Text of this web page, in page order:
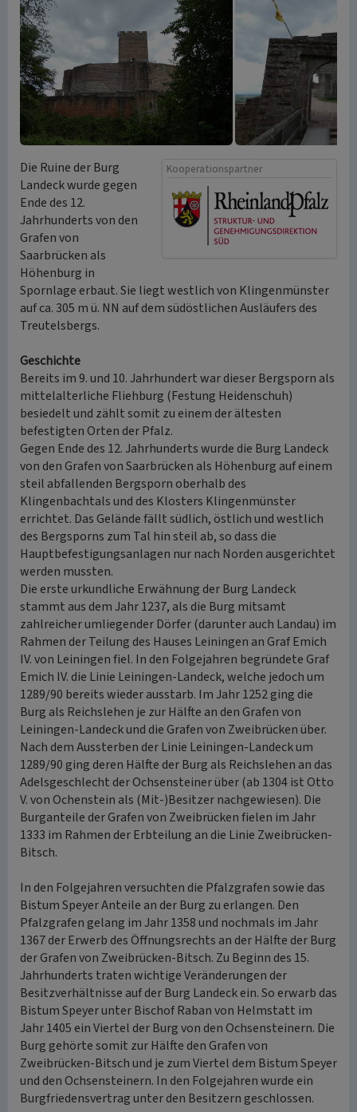
Kooperationspartner
Die Ruine der Burg
Landeck wurde gegen
Ende des 12.
Jahrhunderts von den
Grafen von
Saarbrücken als
Höhenburg in
Spornlage erbaut. Sie liegt westlich von Klingenmünster
auf ca. 305 m ü. NN auf dem südöstlichen Ausläufers des
Treutelsbergs.
Geschichte
Bereits im 9. und 10. Jahrhundert war dieser Bergsporn als
mittelalterliche Fliehburg (Festung Heidenschuh)
besiedelt und zählt somit zu einem der ältesten
befestigten Orten der Pfalz.
Gegen Ende des 12. Jahrhunderts wurde die Burg Landeck
von den Grafen von Saarbrücken als Höhenburg auf einem
steil abfallenden Bergsporn oberhalb des
Klingenbachtals und des Klosters Klingenmünster
errichtet. Das Gelände fällt südlich, östlich und westlich
des Bergsporns zum Tal hin steil ab, so dass die
Hauptbefestigungsanlagen nur nach Norden ausgerichtet
werden mussten.
Die erste urkundliche Erwähnung der Burg Landeck
stammt aus dem Jahr 1237, als die Burg mitsamt
zahlreicher umliegender Dörfer (darunter auch Landau) im
Rahmen der Teilung des Hauses Leiningen an Graf Emich
IV. von Leiningen fiel. In den Folgejahren begründete Graf
Emich IV. die Linie Leiningen-Landeck, welche jedoch um
1289/90 bereits wieder ausstarb. Im Jahr 1252 ging die
Burg als Reichslehen je zur Hälfte an den Grafen von
Leiningen-Landeck und die Grafen von Zweibrücken über.
Nach dem Aussterben der Linie Leiningen-Landeck um
1289/90 ging deren Hälfte der Burg als Reichslehen an das
Adelsgeschlecht der Ochsensteiner über (ab 1304 ist Otto
V. von Ochenstein als (Mit-)Besitzer nachgewiesen). Die
Burganteile der Grafen von Zweibrücken fielen im Jahr
1333 im Rahmen der Erbteilung an die Linie Zweibrücken-
Bitsch.
In den Folgejahren versuchten die Pfalzgrafen sowie das
Bistum Speyer Anteile an der Burg zu erlangen. Den
Pfalzgrafen gelang im Jahr 1358 und nochmals im Jahr
1367 der Erwerb des Öffnungsrechts an der Hälfte der Burg
der Grafen von Zweibrücken-Bitsch. Zu Beginn des 15.
Jahrhunderts traten wichtige Veränderungen der
Besitzverhältnisse auf der Burg Landeck ein. So erwarb das
Bistum Speyer unter Bischof Raban von Helmstatt im
Jahr 1405 ein Viertel der Burg von den Ochsensteinern. Die
Burg gehörte somit zur Hälfte den Grafen von
Zweibrücken-Bitsch und je zum Viertel dem Bistum Speyer
und den Ochsensteinern. In den Folgejahren wurde ein
Burgfriedensvertrag unter den Besitzern geschlossen.